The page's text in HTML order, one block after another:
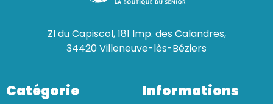
ZI du Capiscol, 181 Imp. des Calandres,
34420 Villeneuve-lès-Béziers
Catégorie Informations